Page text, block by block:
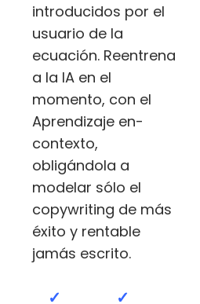
introducidos por el
usuario de la
ecuación. Reentrena
a la IA en el
momento, con el
Aprendizaje en-
contexto,
obligándola a
modelar sólo el
copywriting de más
éxito y rentable
jamás escrito.
✓ ✓